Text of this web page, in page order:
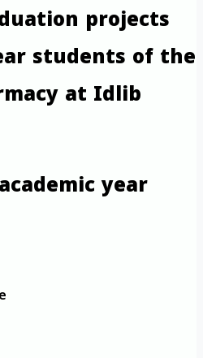
projects
students of the
at Idlib
year